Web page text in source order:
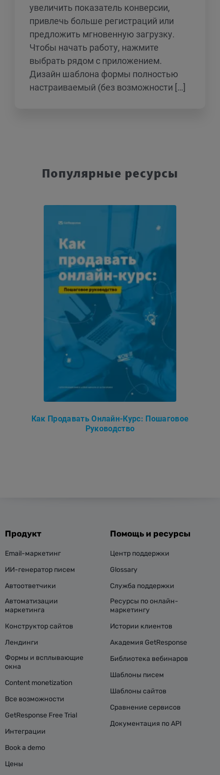
увеличить показатель конверсии,
привлечь больше регистраций или
предложить мгновенную загрузку.
Чтобы начать работу, нажмите
выбрать рядом с приложением.
Дизайн шаблона формы полностью
настраиваемый (без возможности […]
Популярные ресурсы
Как Продавать Онлайн-Курс: Пошаговое
Руководство
Продукт
Email-маркетинг
ИИ-генератор писем
Автоответчики
Автоматизации
маркетинга
Конструктор сайтов
Лендинги
Формы и всплывающие
окна
Content monetization
Все возможности
GetResponse Free Trial
Интеграции
Book a demo
Цены
Помощь и ресурсы
Центр поддержки
Glossary
Служба поддержки
Ресурсы по онлайн-
маркетингу
Истории клиентов
Академия GetResponse
Библиотека вебинаров
Шаблоны писем
Шаблоны сайтов
Сравнение сервисов
Документация по API